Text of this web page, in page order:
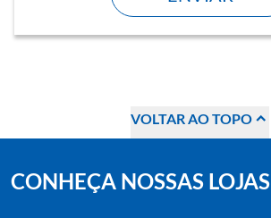
VOLTAR AO TOPO
CONHEÇA NOSSAS LOJAS